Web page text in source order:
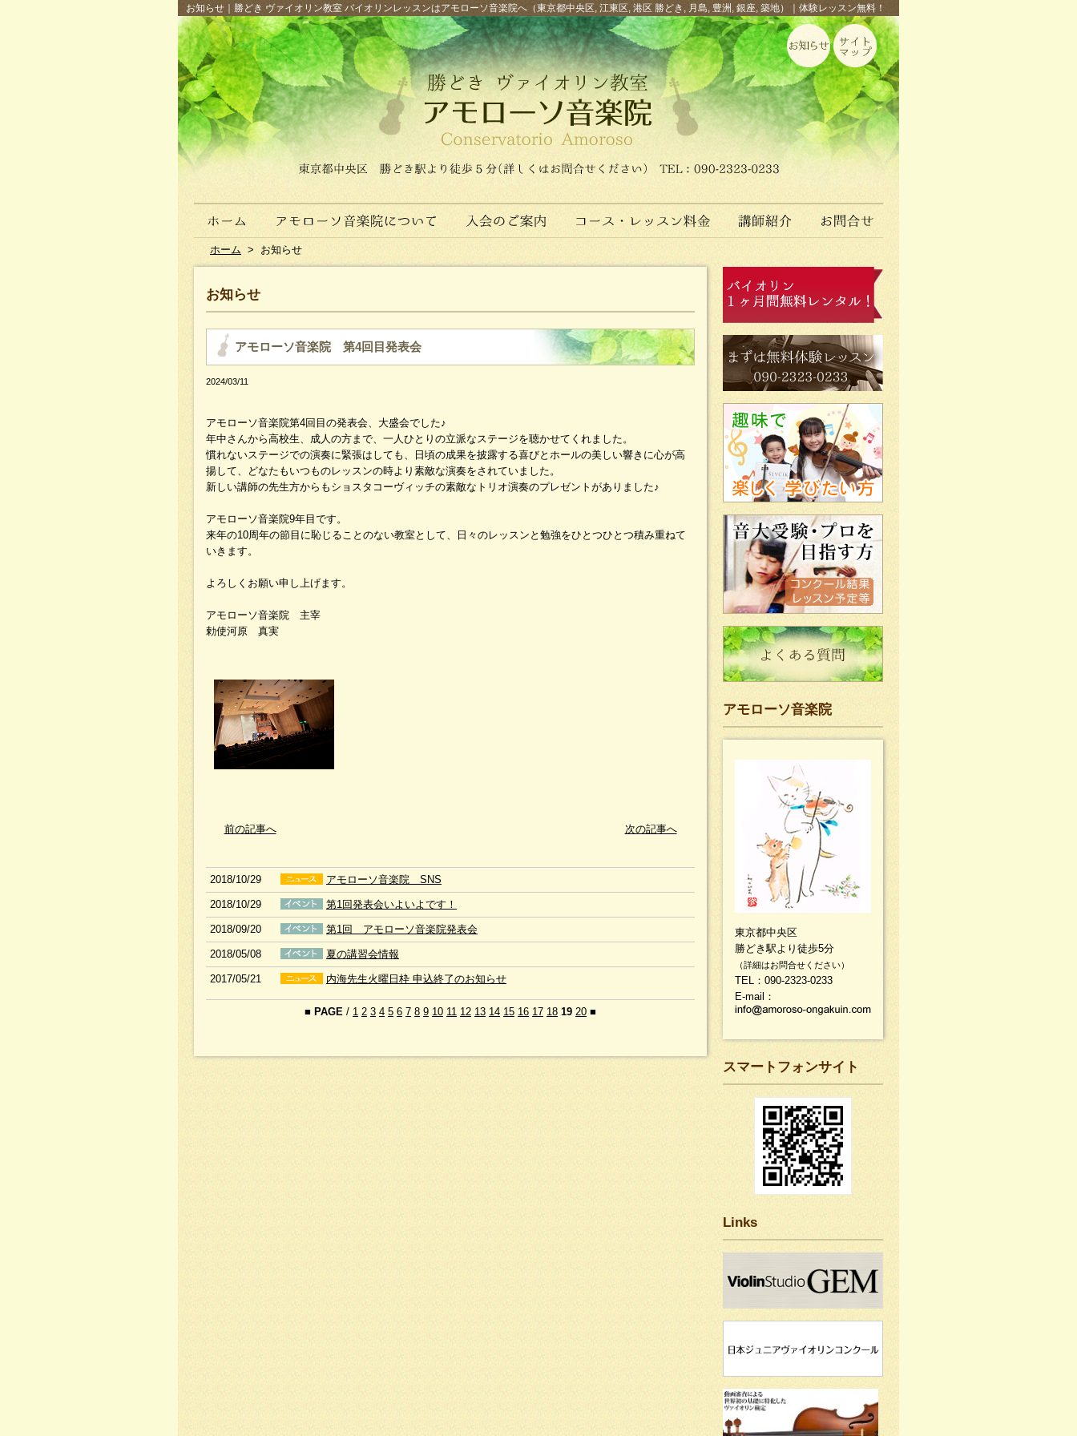
お知らせ｜勝どき ヴァイオリン教室 バイオリンレッスンはアモローソ音楽院へ（東京都中央区, 江東区, 港区 勝どき, 月島, 豊洲, 銀座, 築地）｜体験レッスン無料！
ホーム > お知らせ
お知らせ
アモローソ音楽院 第4回目発表会
2024/03/11
アモローソ音楽院第4回目の発表会、大盛会でした♪
年中さんから高校生、成人の方まで、一人ひとりの立派なステージを聴かせてくれました。
慣れないステージでの演奏に緊張はしても、日頃の成果を披露する喜びとホールの美しい響きに心が高
揚して、どなたもいつものレッスンの時より素敵な演奏をされていました。
新しい講師の先生方からもショスタコーヴィッチの素敵なトリオ演奏のプレゼントがありました♪
アモローソ音楽院9年目です。
来年の10周年の節目に恥じることのない教室として、日々のレッスンと勉強をひとつひとつ積み重ねて
いきます。
よろしくお願い申し上げます。
アモローソ音楽院 主宰
勅使河原 真実
前の記事へ 次の記事へ
2018/10/29 アモローソ音楽院 SNS
2018/10/29 第1回発表会いよいよです！
2018/09/20 第1回 アモローソ音楽院発表会
2018/05/08 夏の講習会情報
2017/05/21 内海先生火曜日枠 申込終了のお知らせ
■ PAGE / 1 2 3 4 5 6 7 8 9 10 11 12 13 14 15 16 17 18 19 20 ■
アモローソ音楽院
東京都中央区
勝どき駅より徒歩5分
（詳細はお問合せください）
TEL：090-2323-0233
E-mail：
スマートフォンサイト
Links